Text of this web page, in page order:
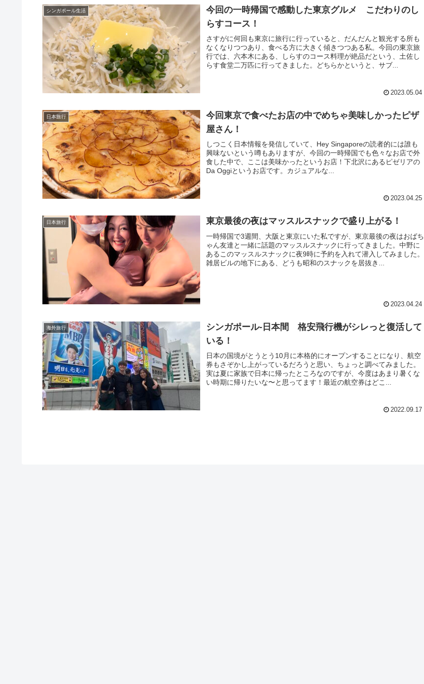
シンガポール生活
今回の一時帰国で感動した東京グルメ こだわりのし
らすコース！
さすがに何回も東京に旅行に行っていると、だんだんと観光する所も
なくなりつつあり、食べる方に大きく傾きつつある私。今回の東京旅
行では、六本木にある、しらすのコース料理が絶品だという、土佐し
らす食堂二万匹に行ってきました。どちらかというと、サブ...
2023.05.04
日本旅行
今回東京で食べたお店の中でめちゃ美味しかったピザ
屋さん！
しつこく日本情報を発信していて、Hey Singaporeの読者的には誰も
興味ないという噂もありますが、今回の一時帰国でも色々なお店で外
食した中で、ここは美味かったというお店！下北沢にあるピゼリアの
Da Oggiというお店です。カジュアルな...
2023.04.25
日本旅行 東京最後の夜はマッスルスナックで盛り上がる！
一時帰国で3週間、大阪と東京にいた私ですが、東京最後の夜はおばち
ゃん友達と一緒に話題のマッスルスナックに行ってきました。中野に
あるこのマッスルスナックに夜9時に予約を入れて潜入してみました。
雑居ビルの地下にある、どうも昭和のスナックを居抜き...
2023.04.24
海外旅行
シンガポール-日本間 格安飛行機がシレっと復活して
いる！
日本の国境がとうとう10月に本格的にオープンすることになり、航空
券もさぞかし上がっているだろうと思い、ちょっと調べてみました。
実は夏に家族で日本に帰ったところなのですが、今度はあまり暑くな
い時期に帰りたいな〜と思ってます！最近の航空券はどこ...
2022.09.17